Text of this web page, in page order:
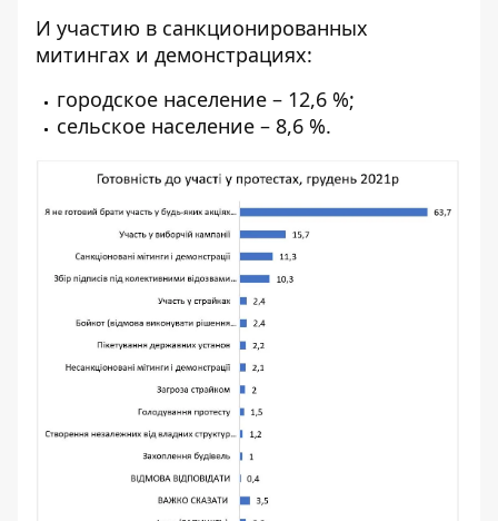
И участию в санкционированных
митингах и демонстрациях:
городское население – 12,6 %;
сельское население – 8,6 %.